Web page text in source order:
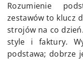
Rozumienie
zestawów to klucz
strojów na co
style i faktury.
podstawa; dobrze